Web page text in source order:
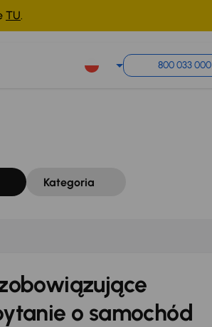
TU.
800 033 000
Kategoria
o samochód